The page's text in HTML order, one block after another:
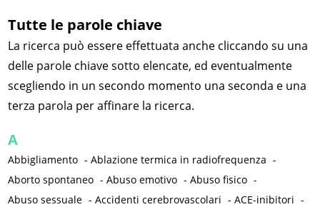
Tutte le parole chiave
La ricerca può essere effettuata anche cliccando su una
delle parole chiave sotto elencate, ed eventualmente
scegliendo in un secondo momento una seconda e una
terza parola per affinare la ricerca.
A
Abbigliamento -Ablazione termica in radiofrequenza -
Aborto spontaneo -Abuso emotivo -Abuso fisico -
Abuso sessuale -Accidenti cerebrovascolari -ACE-inibitori -